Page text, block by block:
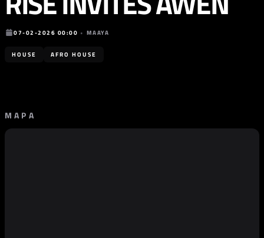
07-02-2026 00:00 • MAAYA
HOUSE AFRO HOUSE
MAPA